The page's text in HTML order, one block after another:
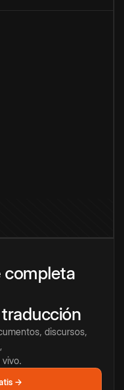
completa
discursos,
→